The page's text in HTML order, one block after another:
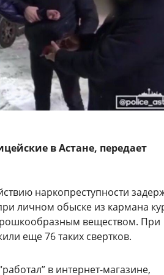
в Астане, передает
наркопреступности
личном обыске из кармана
веществом. При
еще 76 таких свертков.
в интернет-магазине,